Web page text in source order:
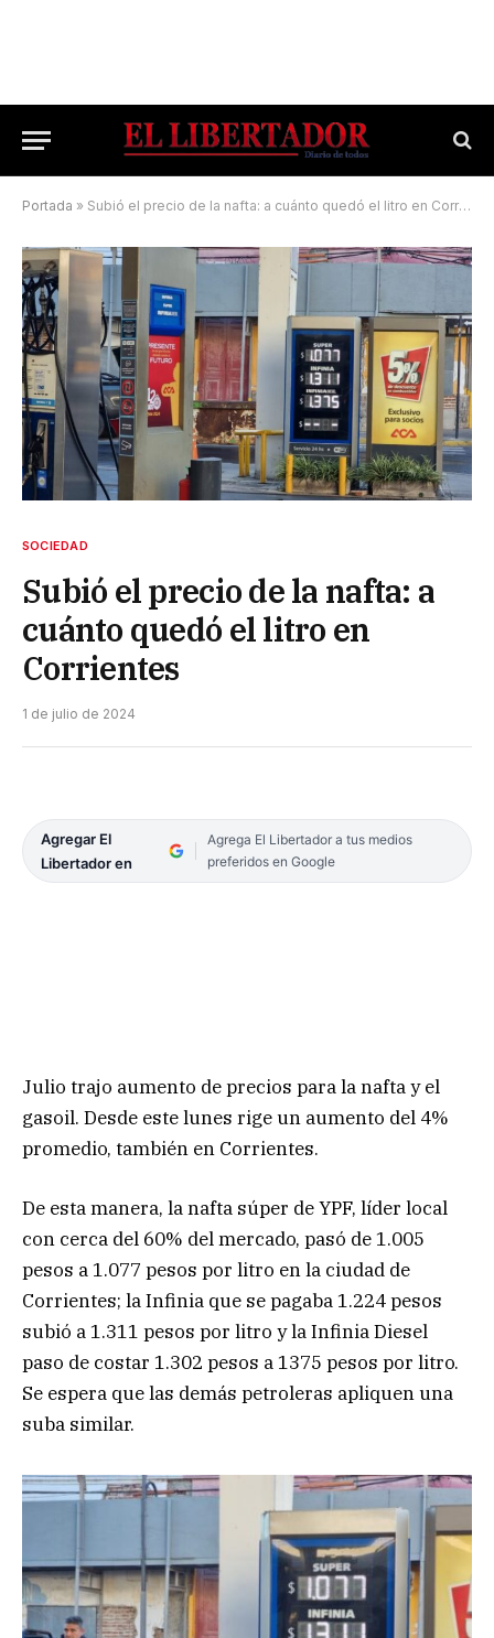
Portada » Subió el precio de la nafta: a cuánto quedó el litro en Corrientes
SOCIEDAD
Subió el precio de la nafta: a
cuánto quedó el litro en
Corrientes
1 de julio de 2024
Agregar El
Libertador en
Agrega El Libertador a tus medios
preferidos en Google
Julio trajo aumento de precios para la nafta y el
gasoil. Desde este lunes rige un aumento del 4%
promedio, también en Corrientes.
De esta manera, la nafta súper de YPF, líder local
con cerca del 60% del mercado, pasó de 1.005
pesos a 1.077 pesos por litro en la ciudad de
Corrientes; la Infinia que se pagaba 1.224 pesos
subió a 1.311 pesos por litro y la Infinia Diesel
paso de costar 1.302 pesos a 1375 pesos por litro.
Se espera que las demás petroleras apliquen una
suba similar.